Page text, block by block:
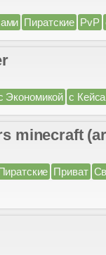
Пиратские PvP
Экономикой с
minecraft
Приват